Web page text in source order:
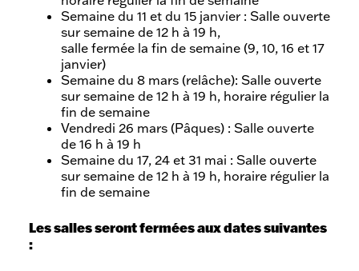
Semaine du 11 et du 15 janvier : Salle ouverte
sur semaine de 12 h à 19 h,
salle fermée la fin de semaine (9, 10, 16 et 17
janvier)
Semaine du 8 mars (relâche): Salle ouverte
sur semaine de 12 h à 19 h, horaire régulier la
fin de semaine
Vendredi 26 mars (Pâques) : Salle ouverte
de 16 h à 19 h
Semaine du 17, 24 et 31 mai : Salle ouverte
sur semaine de 12 h à 19 h, horaire régulier la
fin de semaine
Les salles seront fermées aux dates suivantes
: